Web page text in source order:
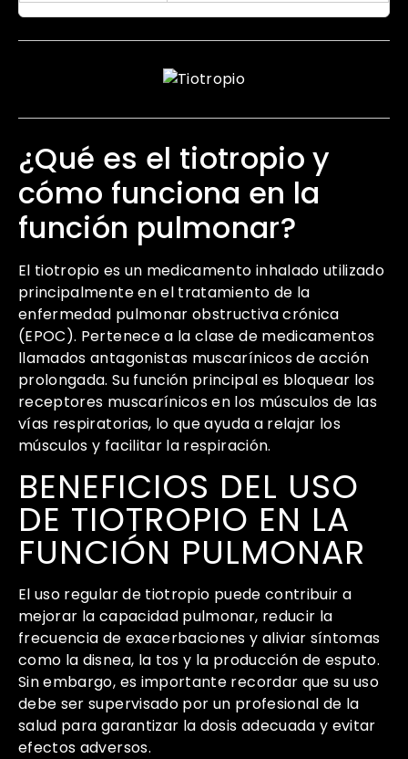
¿Qué es el tiotropio y
cómo funciona en la
función pulmonar?
El tiotropio es un medicamento inhalado utilizado
principalmente en el tratamiento de la
enfermedad pulmonar obstructiva crónica
(EPOC). Pertenece a la clase de medicamentos
llamados antagonistas muscarínicos de acción
prolongada. Su función principal es bloquear los
receptores muscarínicos en los músculos de las
vías respiratorias, lo que ayuda a relajar los
músculos y facilitar la respiración.
BENEFICIOS DEL USO
DE TIOTROPIO EN LA
FUNCIÓN PULMONAR
El uso regular de tiotropio puede contribuir a
mejorar la capacidad pulmonar, reducir la
frecuencia de exacerbaciones y aliviar síntomas
como la disnea, la tos y la producción de esputo.
Sin embargo, es importante recordar que su uso
debe ser supervisado por un profesional de la
salud para garantizar la dosis adecuada y evitar
efectos adversos.